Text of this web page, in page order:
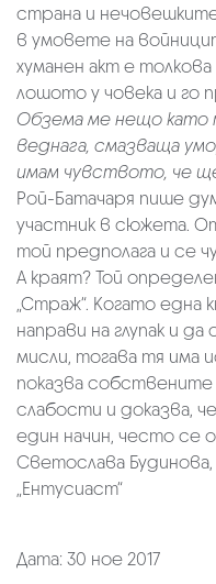
страна и
в умовете на
хуманен акт е
лошото у човека и го
Обзема ме нещо като
веднага, смазваща
имам чувството, че
Рой-Батачаря пише
участник в сюжета.
той предполага и се
А краят? Той
„Страж“. Когато една
направи на глупак и
мисли, тогава тя има
показва
слабости и доказва,
един начин, често се
Светослава
„Ентусиаст“
Дата: 30 ное 2017